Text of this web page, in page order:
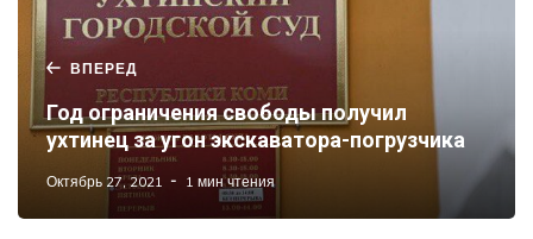
ВПЕРЕД
Год ограничения свободы получил
ухтинец за угон экскаватора-погрузчика
Октябрь 27, 2021 1 мин чтения